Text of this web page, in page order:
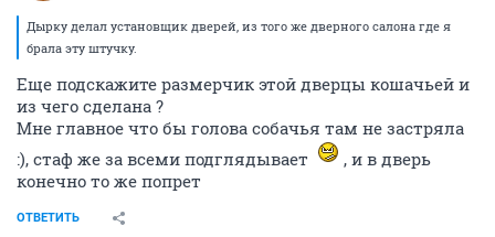
Дырку делал установщик дверей, из того же дверного салона где я
брала эту штучку.
Еще подскажите размерчик этой дверцы кошачьей и
из чего сделана ?
Мне главное что бы голова собачья там не застряла
:), стаф же за всеми подглядывает
, и в дверь
конечно то же попрет
ОТВЕТИТЬ